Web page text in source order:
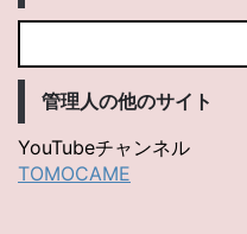
管理人の他のサイト
YouTubeチャンネル
TOMOCAME